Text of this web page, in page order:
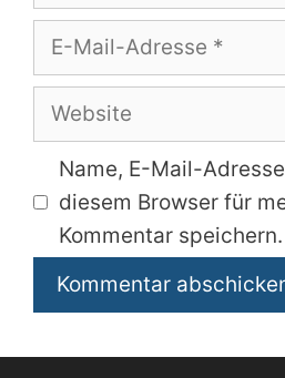
E-
Mail-
Adresse
Website
Name, E-Mail-
diesem Browser für
Kommentar speichern.